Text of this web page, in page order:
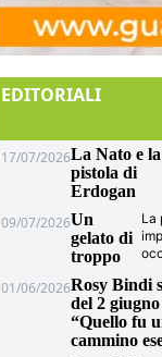
EDITORIALI
17/07/2026La Nato e la
pistola di
Erdogan
09/07/2026Un
gelato di
troppo
La
01/06/2026Rosy Bindi
del 2
“Quello fu
cammino